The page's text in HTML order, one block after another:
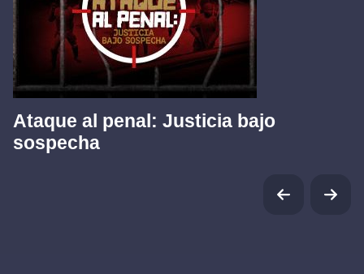
Ataque al penal: Justicia bajo
sospecha